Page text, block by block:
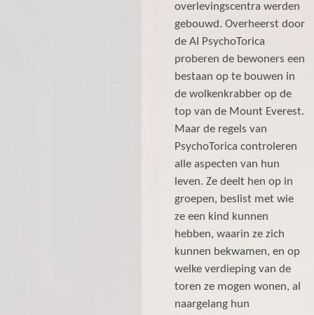
overlevingscentra werden
gebouwd. Overheerst door
de AI PsychoTorica
proberen de bewoners een
bestaan op te bouwen in
de wolkenkrabber op de
top van de Mount Everest.
Maar de regels van
PsychoTorica controleren
alle aspecten van hun
leven. Ze deelt hen op in
groepen, beslist met wie
ze een kind kunnen
hebben, waarin ze zich
kunnen bekwamen, en op
welke verdieping van de
toren ze mogen wonen, al
naargelang hun